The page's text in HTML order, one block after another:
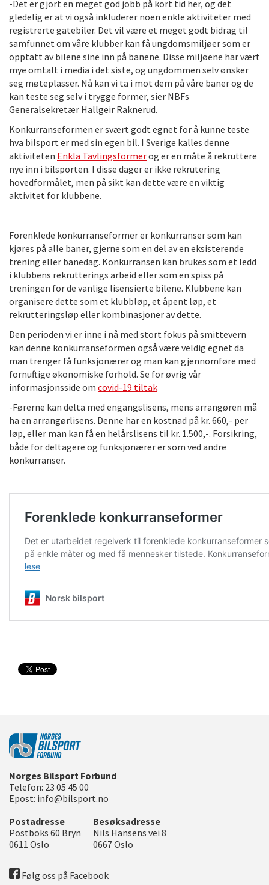
-Det er gjort en meget god jobb på kort tid her, og det
gledelig er at vi også inkluderer noen enkle aktiviteter med
registrerte gatebiler. Det vil være et meget godt bidrag til
samfunnet om våre klubber kan få ungdomsmiljøer som er
opptatt av bilene sine inn på banene. Disse miljøene har vært
mye omtalt i media i det siste, og ungdommen selv ønsker
seg møteplasser. Nå kan vi ta i mot dem på våre baner og de
kan teste seg selv i trygge former, sier NBFs
Generalsekretær Hallgeir Raknerud.
Konkurranseformen er svært godt egnet for å kunne teste
hva bilsport er med sin egen bil. I Sverige kalles denne
aktiviteten Enkla Tävlingsformerog er en måte å rekruttere
nye inn i bilsporten. I disse dager er ikke rekrutering
hovedformålet, men på sikt kan dette være en viktig
aktivitet for klubbene.
Forenklede konkurranseformer er konkurranser som kan
kjøres på alle baner, gjerne som en del av en eksisterende
trening eller banedag. Konkurransen kan brukes som et ledd
i klubbens rekrutterings arbeid eller som en spiss på
treningen for de vanlige lisensierte bilene. Klubbene kan
organisere dette som et klubbløp, et åpent løp, et
rekrutteringsløp eller kombinasjoner av dette.
Den perioden vi er inne i nå med stort fokus på smittevern
kan denne konkurranseformen også være veldig egnet da
man trenger få funksjonærer og man kan gjennomføre med
fornuftige økonomiske forhold. Se for øvrig vår
informasjonsside om covid-19 tiltak
-Førerne kan delta med engangslisens, mens arrangøren må
ha en arrangørlisens. Denne har en kostnad på kr. 660,- per
løp, eller man kan få en helårslisens til kr. 1.500,-. Forsikring,
både for deltagere og funksjonærer er som ved andre
konkurranser.
Norges Bilsport Forbund
Telefon: 23 05 45 00
Epost: info@bilsport.no
Postadresse
Postboks 60 Bryn
0611 Oslo
Besøksadresse
Nils Hansens vei 8
0667Oslo
Følg oss på Facebook